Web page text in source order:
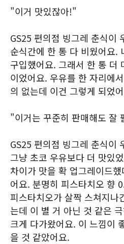
"이거 맛있잖아!"
GS25 편의점 빙그레 춘식이
순식간에 한 통 다 비웠어요.
구입했어요. 그래서 한 통 더
이었어요. 우유를 한 자리에
의 없는데 이건 그렇게 되었
"이거는 꾸준히 판매해도 잘
GS25 편의점 빙그레 춘식이
그냥 초코 우유보다 더 맛있
차이가 맛을 확 업그레이드
어요. 분명히 피스타치오 향
피스타치오가 살짝 스쳐지나
는데 이 별 거 아닌 것 같은
크게 다가왔어요. 이 느낌이
을 것 같았어요.